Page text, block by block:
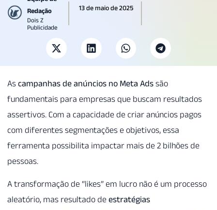
Redação
Dois Z
Publicidade
13 de maio de 2025
As campanhas de anúncios no Meta Ads são
fundamentais para empresas que buscam resultados
assertivos. Com a capacidade de criar anúncios pagos
com diferentes segmentações e objetivos, essa
ferramenta possibilita impactar mais de 2 bilhões de
pessoas.
A transformação de “likes” em lucro não é um processo
aleatório, mas resultado de estratégias